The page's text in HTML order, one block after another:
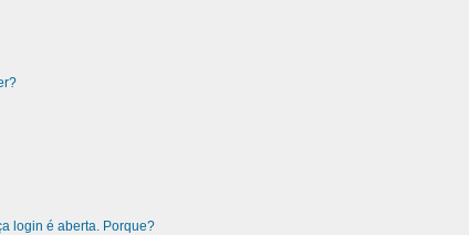
login é aberta. Porque?